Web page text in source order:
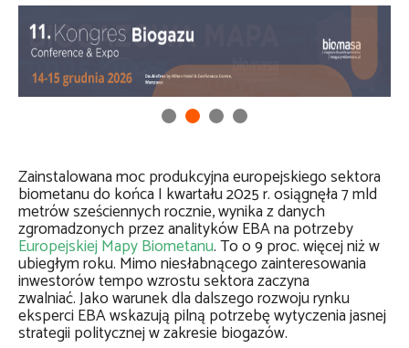
Zainstalowana moc produkcyjna europejskiego sektora
biometanu do końca I kwartału 2025 r. osiągnęła 7 mld
metrów sześciennych rocznie, wynika z danych
zgromadzonych przez analityków EBA na potrzeby
Europejskiej Mapy Biometanu. To o 9 proc. więcej niż w
ubiegłym roku. Mimo niesłabnącego zainteresowania
inwestorów tempo wzrostu sektora zaczyna
zwalniać. Jako warunek dla dalszego rozwoju rynku
eksperci EBA wskazują pilną potrzebę wytyczenia jasnej
strategii politycznej w zakresie biogazów.